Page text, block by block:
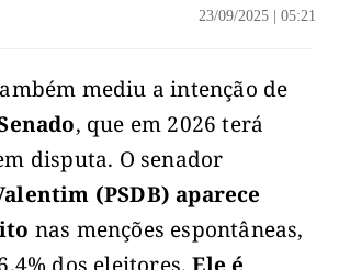
23/09/2025 05:21
mediu a intenção de
, que em 2026 terá
disputa. O senador
(PSDB) aparece
nas menções espontâneas,